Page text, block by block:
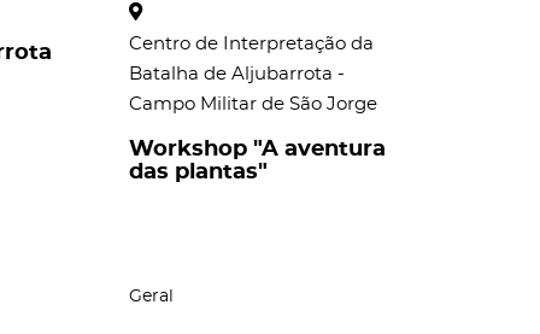
Centro de Interpretação da
Batalha de Aljubarrota -
Campo Militar de São Jorge
Workshop "A aventura
das plantas"
Geral